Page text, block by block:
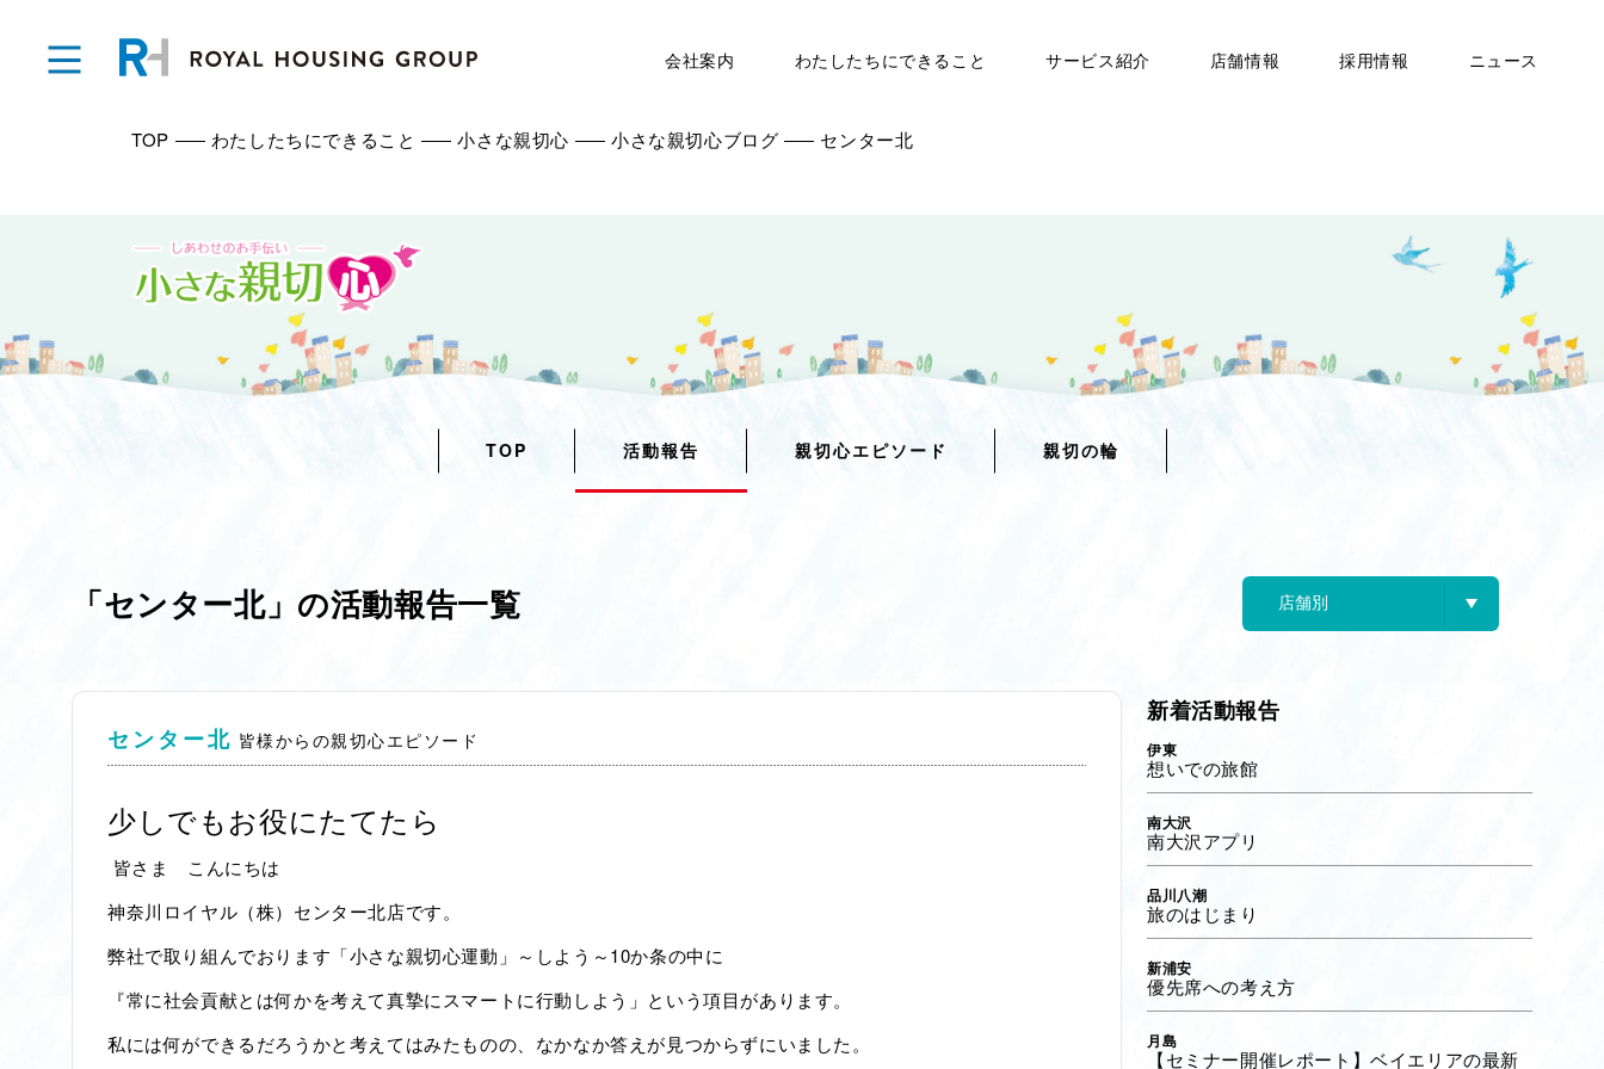
会社案内 わたしたちにできること サービス紹介 店舗情報 採用情報 ニュース
TOP わたしたちにできること 小さな親切心 小さな親切心ブログ センター北
TOP 活動報告 親切心エピソード 親切の輪
「センター北」の活動報告一覧
センター北 皆様からの親切心エピソード
少しでもお役にたてたら
皆さま こんにちは
神奈川ロイヤル（株）センター北店です。
弊社で取り組んでおります「小さな親切心運動」～しよう～10か条の中に
『常に社会貢献とは何かを考えて真摯にスマートに行動しよう」という項目があります。
私には何ができるだろうかと考えてはみたものの、なかなか答えが見つからずにいました。
新着活動報告
伊東
想いでの旅館
南大沢
南大沢アプリ
品川八潮
旅のはじまり
新浦安
優先席への考え方
月島
【セミナー開催レポート】ベイエリアの最新